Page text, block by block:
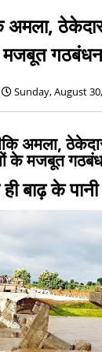
मजबूत
Sunday, August
अमला,
के मजबूत
बाढ़ के